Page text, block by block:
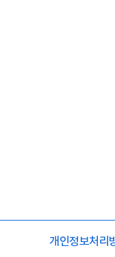
개인정보처리